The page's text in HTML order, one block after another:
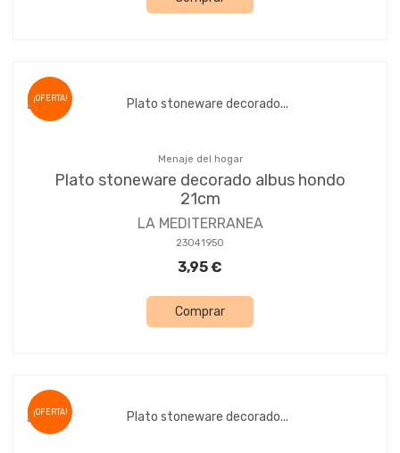
¡OFERTA!
Menaje del hogar
Plato stoneware decorado albus hondo
21cm
LA MEDITERRANEA
23041950
3,95 €
Comprar
¡OFERTA!